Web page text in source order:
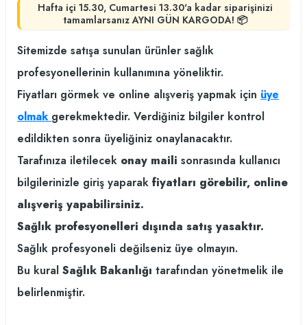
Hafta içi 15.30, Cumartesi 13.30'a kadar siparişinizi
tamamlarsanız AYNI GÜN KARGODA! 📦
Sitemizde satışa sunulan ürünler sağlık
profesyonellerinin kullanımına yöneliktir.
Fiyatları görmek ve online alışveriş yapmak için üye
olmak gerekmektedir. Verdiğiniz bilgiler kontrol
edildikten sonra üyeliğiniz onaylanacaktır.
Tarafınıza iletilecek onay maili sonrasında kullanıcı
bilgilerinizle giriş yaparak fiyatları görebilir, online
alışveriş yapabilirsiniz.
Sağlık profesyonelleri dışında satış yasaktır.
Sağlık profesyoneli değilseniz üye olmayın.
Bu kural Sağlık Bakanlığı tarafından yönetmelik ile
belirlenmiştir.